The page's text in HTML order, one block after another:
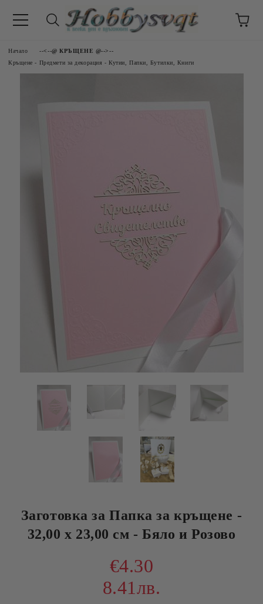
Начало
--<--@ КРЪЩЕНЕ @-->--
Кръщене - Предмети за декорация - Кутии, Папки, Бутилки, Книги
Заготовка за Папка за кръщене -
32,00 х 23,00 см - Бяло и Розово
€4.30
8.41лв.